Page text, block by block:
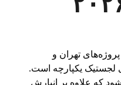
تهران و
لجستیک یکپارچه است.
که علاوه بر انبارش